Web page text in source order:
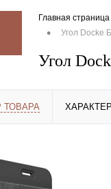
Главная страница
• Угол Docke
Угол
ТОВАРА